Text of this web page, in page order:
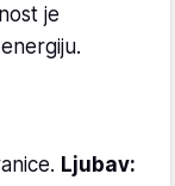
je
Ljubav: